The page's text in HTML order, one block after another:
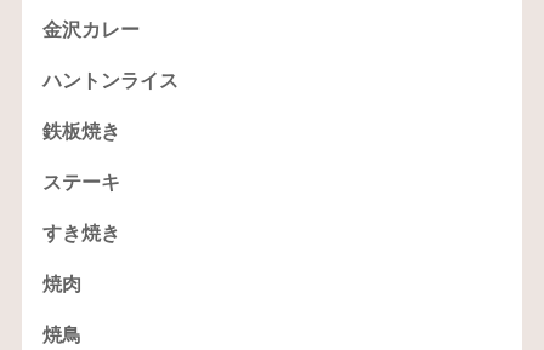
金沢カレー
ハントンライス
鉄板焼き
ステーキ
すき焼き
焼肉
焼鳥